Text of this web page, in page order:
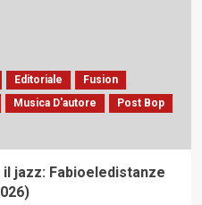
Editoriale
Fusion
Musica D'autore
Post Bop
jazz: Fabioeledistanze